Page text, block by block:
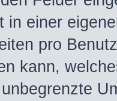
in einer
pro
kann,